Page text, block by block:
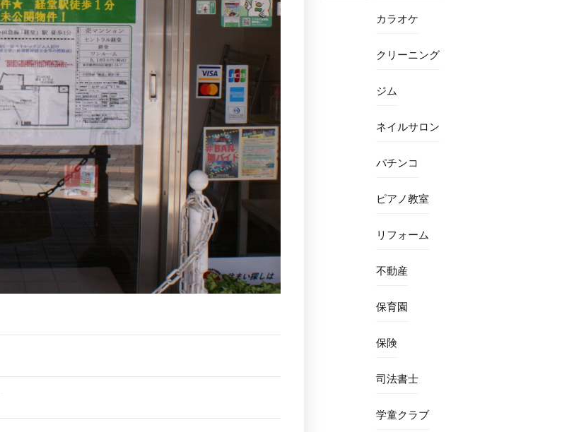
カラオケ
クリーニング
ジム
ネイルサロン
パチンコ
ピアノ教室
リフォーム
不動産
保育園
保険
司法書士
学童クラブ